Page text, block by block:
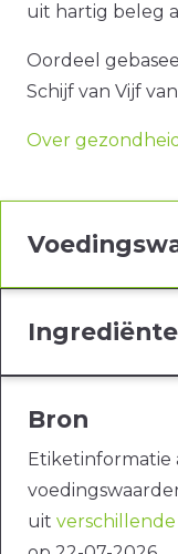
uit hartig beleg
Oordeel
Schijf van Vijf
Over
Bron
Etiketinformatie
uit